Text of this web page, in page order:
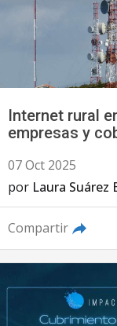
Internet rural
empresas y
07 Oct 2025
por Laura Suárez
Compartir